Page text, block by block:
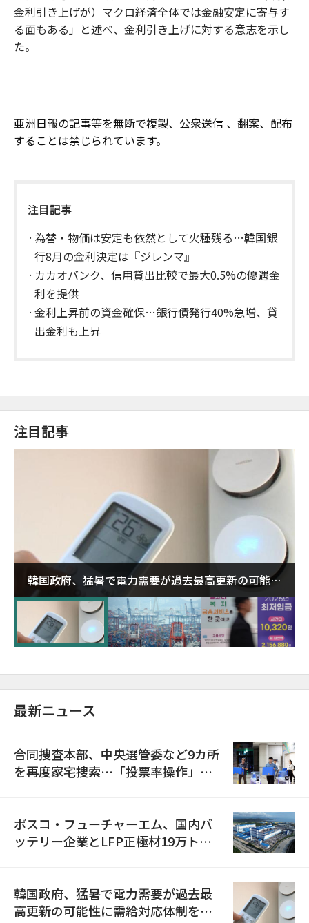
金利引き上げが）マクロ経済全体では金融安定に寄与す
る面もある」と述べ、金利引き上げに対する意志を示し
た。
亜洲日報の記事等を無断で複製、公衆送信 、翻案、配布
することは禁じられています。
注目記事
為替・物価は安定も依然として火種残る…韓国銀
行8月の金利決定は『ジレンマ』
カカオバンク、信用貸出比較で最大0.5%の優遇金
利を提供
金利上昇前の資金確保…銀行債発行40%急増、貸
出金利も上昇
注目記事
韓国政府、猛暑で電力需要が過去最高更新の可能性
に需給対応体制を点検
最新ニュース
合同捜査本部、中央選管委など9カ所
を再度家宅捜索…「投票率操作」の
ポスコ・フューチャーエム、国内バ
ッテリー企業とLFP正極材19万トン
韓国政府、猛暑で電力需要が過去最
高更新の可能性に需給対応体制を点